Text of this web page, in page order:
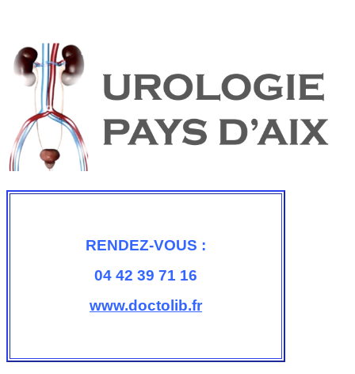
RENDEZ-VOUS :
04 42 39 71 16
www.doctolib.fr